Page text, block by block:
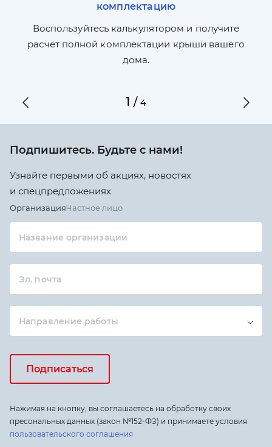
комплектацию
Воспользуйтесь калькулятором и получите
расчет полной комплектации крыши вашего
дома.
1 /4
Подпишитесь. Будьте с нами!
Узнайте первыми об акциях, новостях
и спецпредложениях
ОрганизацияЧастное лицо
Название организации
Эл. почта
Направление работы
Подписаться
Нажимая на кнопку, вы соглашаетесь на обработку своих
пресональных данных (закон №152-ФЗ) и принимаете условия
пользовательского соглашения